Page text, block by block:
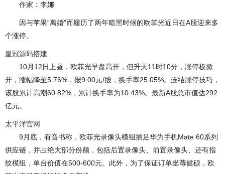
作家：李娜
因与苹果“离婚”而履历了两年暗黑时候的欧菲光近日在A股迎来多
个涨停。
皇冠源码搭建
10月12日上昼，欧菲光早盘高开，但升天11时10分，涨停板掀
开，涨幅降至5.76%，报9.00元/股，换手率25.05%。连结涨停技巧，
该股累计高潮60.82%，累计换手率为10.43%。最新A股总市值达292
亿元。
太平洋官网
9月底，有音书称，欧菲光录像头模组插足华为手机Mate 60系列
供应链，并占绝大部分份额，包括后置录像头、前置录像头、还有指
纹模组，单台价值在500-600元。此外，为了保证订单坐蓐健硕，欧